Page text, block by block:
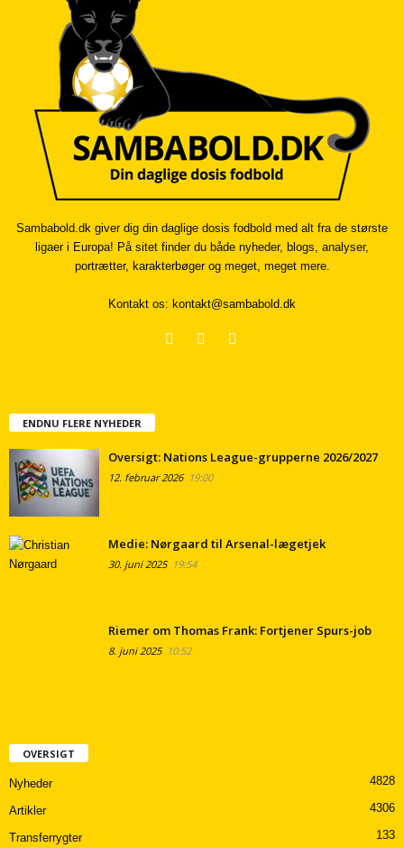
Sambabold.dk giver dig din daglige dosis fodbold med alt fra de største
ligaer i Europa! På sitet finder du både nyheder, blogs, analyser,
portrætter, karakterbøger og meget, meget mere.
Kontakt os: kontakt@sambabold.dk
ENDNU FLERE NYHEDER
Oversigt: Nations League-grupperne 2026/2027
12. februar 202619:00
Medie: Nørgaard til Arsenal-lægetjek
30. juni 202519:54
Riemer om Thomas Frank: Fortjener Spurs-job
8. juni 202510:52
OVERSIGT
Nyheder 4828
Artikler 4306
Transferrygter 133